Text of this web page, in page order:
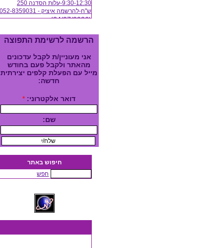
ש"ח-להרשמה איציק - 052-8359031
(24/07/2026)
הרשמה לרשימת התפוצה
אני מעוניין/ת לקבל עדכונים
מהאתר ולקבל פעם בחודש
מייל עם הפעלת קלפים יצירתית
חדשה:
דואר אלקטרוני: *
שם:
חיפוש באתר
חפש